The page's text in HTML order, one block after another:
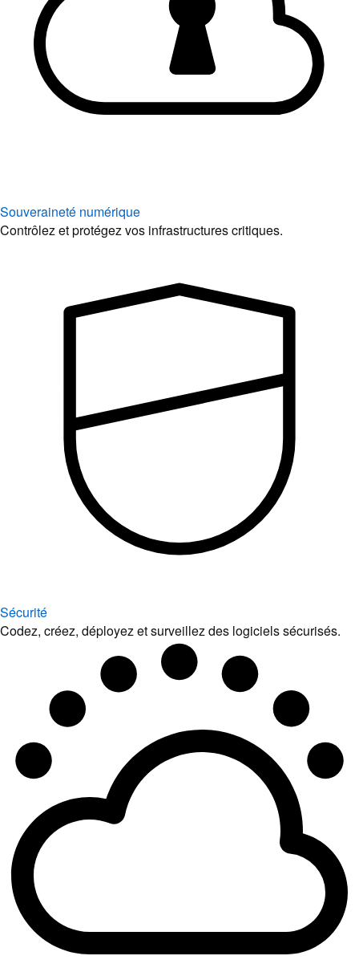
Souveraineté numérique
Contrôlez et protégez vos infrastructures critiques.
Sécurité
Codez, créez, déployez et surveillez des logiciels sécurisés.